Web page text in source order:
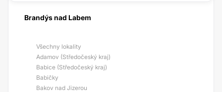
Brandýs nad Labem
Všechny lokality
Adamov (Středočeský kraj)
Babice (Středočeský kraj)
Babičky
Bakov nad Jizerou